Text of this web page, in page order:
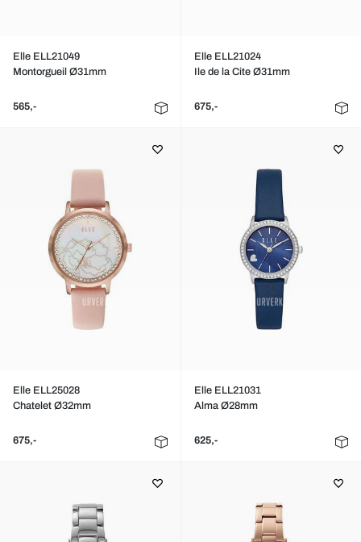
Elle ELL21049
Montorgueil Ø31mm
565,-
Elle ELL21024
Ile de la Cite Ø31mm
675,-
Elle ELL25028
Chatelet Ø32mm
675,-
Elle ELL21031
Alma Ø28mm
625,-